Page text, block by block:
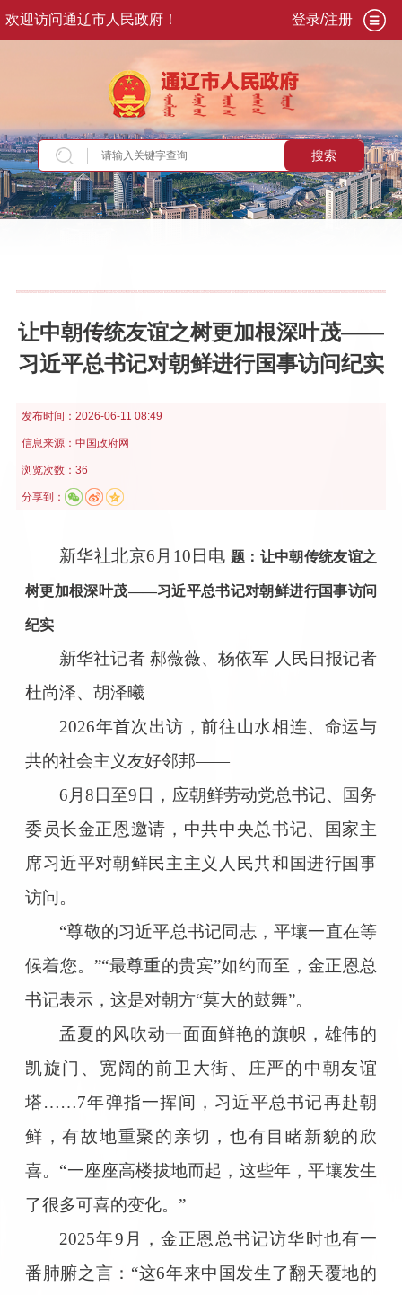
欢迎访问通辽市人民政府！ 登录/注册
搜索
当前位置：首页>新闻资讯>每日头条
让中朝传统友谊之树更加根深叶茂——
习近平总书记对朝鲜进行国事访问纪实
发布时间： 2026-06-11 08:49
信息来源： 中国政府网
浏览次数：36
分享到：
新华社北京6月10日电 题：让中朝传统友谊之
树更加根深叶茂——习近平总书记对朝鲜进行国事访问
纪实
新华社记者 郝薇薇、杨依军 人民日报记者
杜尚泽、胡泽曦
2026年首次出访，前往山水相连、命运与
共的社会主义友好邻邦——
6月8日至9日，应朝鲜劳动党总书记、国务
委员长金正恩邀请，中共中央总书记、国家主
席习近平对朝鲜民主主义人民共和国进行国事
访问。
“尊敬的习近平总书记同志，平壤一直在等
候着您。”“最尊重的贵宾”如约而至，金正恩总
书记表示，这是对朝方“莫大的鼓舞”。
孟夏的风吹动一面面鲜艳的旗帜，雄伟的
凯旋门、宽阔的前卫大街、庄严的中朝友谊
塔……7年弹指一挥间，习近平总书记再赴朝
鲜，有故地重聚的亲切，也有目睹新貌的欣
喜。“一座座高楼拔地而起，这些年，平壤发生
了很多可喜的变化。”
2025年9月，金正恩总书记访华时也有一
番肺腑之言：“这6年来中国发生了翻天覆地的